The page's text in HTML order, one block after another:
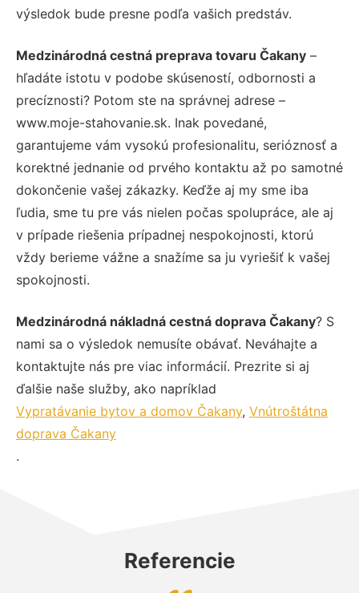
výsledok bude presne podľa vašich predstáv.
Medzinárodná cestná preprava tovaru Čakany –
hľadáte istotu v podobe skúseností, odbornosti a
precíznosti? Potom ste na správnej adrese –
www.moje-stahovanie.sk. Inak povedané,
garantujeme vám vysokú profesionalitu, serióznosť a
korektné jednanie od prvého kontaktu až po samotné
dokončenie vašej zákazky. Keďže aj my sme iba
ľudia, sme tu pre vás nielen počas spolupráce, ale aj
v prípade riešenia prípadnej nespokojnosti, ktorú
vždy berieme vážne a snažíme sa ju vyriešiť k vašej
spokojnosti.
Medzinárodná nákladná cestná doprava Čakany? S
nami sa o výsledok nemusíte obávať. Neváhajte a
kontaktujte nás pre viac informácií. Prezrite si aj
ďalšie naše služby, ako napríklad
Vypratávanie bytov a domov Čakany, Vnútroštátna
doprava Čakany
.
Referencie